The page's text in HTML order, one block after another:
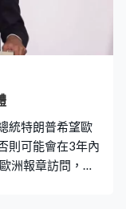
統特朗普希望歐
則可能會在3年內
洲報章訪問，稱